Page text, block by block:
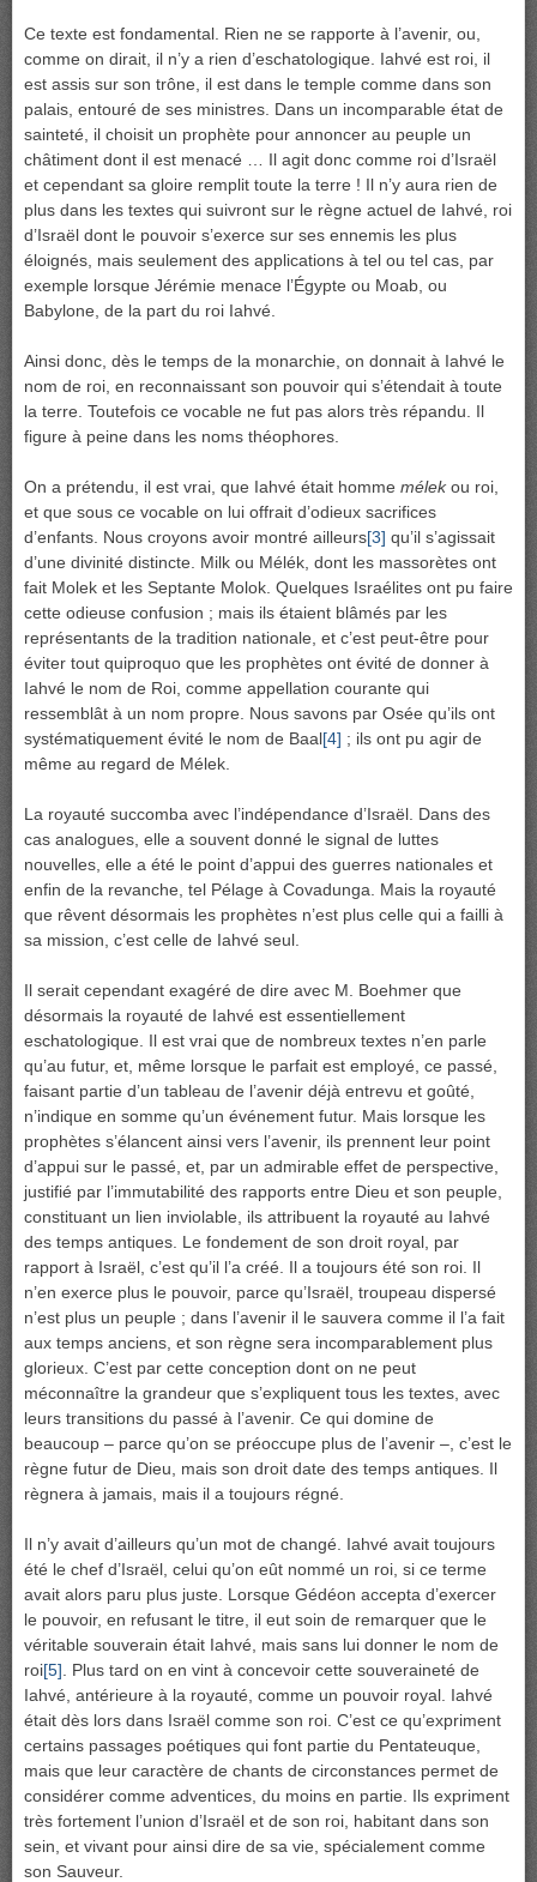
Ce texte est fondamental. Rien ne se rapporte à l’avenir, ou,
comme on dirait, il n’y a rien d’eschatologique. Iahvé est roi, il
est assis sur son trône, il est dans le temple comme dans son
palais, entouré de ses ministres. Dans un incomparable état de
sainteté, il choisit un prophète pour annoncer au peuple un
châtiment dont il est menacé … Il agit donc comme roi d’Israël
et cependant sa gloire remplit toute la terre ! Il n’y aura rien de
plus dans les textes qui suivront sur le règne actuel de Iahvé, roi
d’Israël dont le pouvoir s’exerce sur ses ennemis les plus
éloignés, mais seulement des applications à tel ou tel cas, par
exemple lorsque Jérémie menace l’Égypte ou Moab, ou
Babylone, de la part du roi Iahvé.
Ainsi donc, dès le temps de la monarchie, on donnait à Iahvé le
nom de roi, en reconnaissant son pouvoir qui s’étendait à toute
la terre. Toutefois ce vocable ne fut pas alors très répandu. Il
figure à peine dans les noms théophores.
On a prétendu, il est vrai, que Iahvé était homme mélekou roi,
et que sous ce vocable on lui offrait d’odieux sacrifices
d’enfants. Nous croyons avoir montré ailleurs[3] qu’il s’agissait
d’une divinité distincte. Milk ou Mélék, dont les massorètes ont
fait Molek et les Septante Molok. Quelques Israélites ont pu faire
cette odieuse confusion ; mais ils étaient blâmés par les
représentants de la tradition nationale, et c’est peut-être pour
éviter tout quiproquo que les prophètes ont évité de donner à
Iahvé le nom de Roi, comme appellation courante qui
ressemblât à un nom propre. Nous savons par Osée qu’ils ont
systématiquement évité le nom de Baal[4] ; ils ont pu agir de
même au regard de Mélek.
La royauté succomba avec l’indépendance d’Israël. Dans des
cas analogues, elle a souvent donné le signal de luttes
nouvelles, elle a été le point d’appui des guerres nationales et
enfin de la revanche, tel Pélage à Covadunga. Mais la royauté
que rêvent désormais les prophètes n’est plus celle qui a failli à
sa mission, c’est celle de Iahvé seul.
Il serait cependant exagéré de dire avec M. Boehmer que
désormais la royauté de Iahvé est essentiellement
eschatologique. Il est vrai que de nombreux textes n’en parle
qu’au futur, et, même lorsque le parfait est employé, ce passé,
faisant partie d’un tableau de l’avenir déjà entrevu et goûté,
n’indique en somme qu’un événement futur. Mais lorsque les
prophètes s’élancent ainsi vers l’avenir, ils prennent leur point
d’appui sur le passé, et, par un admirable effet de perspective,
justifié par l’immutabilité des rapports entre Dieu et son peuple,
constituant un lien inviolable, ils attribuent la royauté au Iahvé
des temps antiques. Le fondement de son droit royal, par
rapport à Israël, c’est qu’il l’a créé. Il a toujours été son roi. Il
n’en exerce plus le pouvoir, parce qu’Israël, troupeau dispersé
n’est plus un peuple ; dans l’avenir il le sauvera comme il l’a fait
aux temps anciens, et son règne sera incomparablement plus
glorieux. C’est par cette conception dont on ne peut
méconnaître la grandeur que s’expliquent tous les textes, avec
leurs transitions du passé à l’avenir. Ce qui domine de
beaucoup – parce qu’on se préoccupe plus de l’avenir –, c’est le
règne futur de Dieu, mais son droit date des temps antiques. Il
règnera à jamais, mais il a toujours régné.
Il n’y avait d’ailleurs qu’un mot de changé. Iahvé avait toujours
été le chef d’Israël, celui qu’on eût nommé un roi, si ce terme
avait alors paru plus juste. Lorsque Gédéon accepta d’exercer
le pouvoir, en refusant le titre, il eut soin de remarquer que le
véritable souverain était Iahvé, mais sans lui donner le nom de
roi[5] . Plus tard on en vint à concevoir cette souveraineté de
Iahvé, antérieure à la royauté, comme un pouvoir royal. Iahvé
était dès lors dans Israël comme son roi. C’est ce qu’expriment
certains passages poétiques qui font partie du Pentateuque,
mais que leur caractère de chants de circonstances permet de
considérer comme adventices, du moins en partie. Ils expriment
très fortement l’union d’Israël et de son roi, habitant dans son
sein, et vivant pour ainsi dire de sa vie, spécialement comme
son Sauveur.